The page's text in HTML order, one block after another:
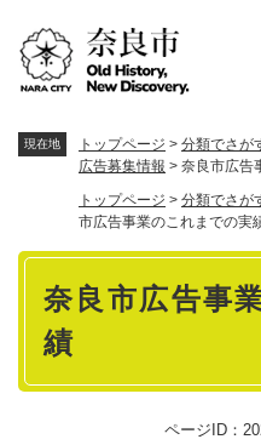
現在地 トップページ > 分類でさが
広告募集情報 > 奈良市広告
トップページ > 分類でさが
市広告事業のこれまでの実
本
奈良市広告事
績
ページID：